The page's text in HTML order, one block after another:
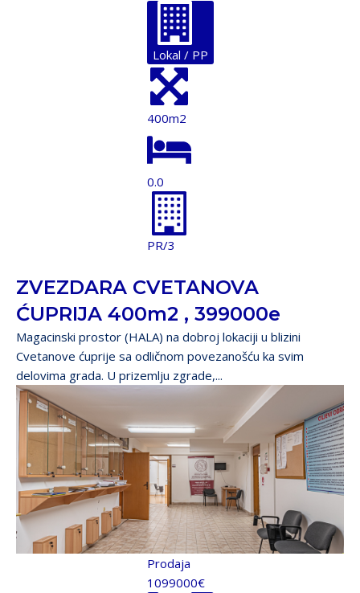
Lokal / PP
400m2
0.0
PR/3
ZVEZDARA CVETANOVA
ĆUPRIJA 400m2 , 399000e
Magacinski prostor (HALA) na dobroj lokaciji u blizini
Cvetanove ćuprije sa odličnom povezanošću ka svim
delovima grada. U prizemlju zgrade,...
Prodaja
1099000€